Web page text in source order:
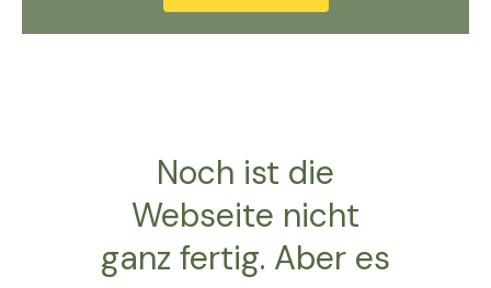
Noch ist die
Webseite nicht
ganz fertig. Aber es